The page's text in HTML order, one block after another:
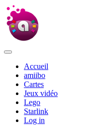
Accueil
amiibo
Cartes
Jeux vidéo
Lego
Starlink
Log in